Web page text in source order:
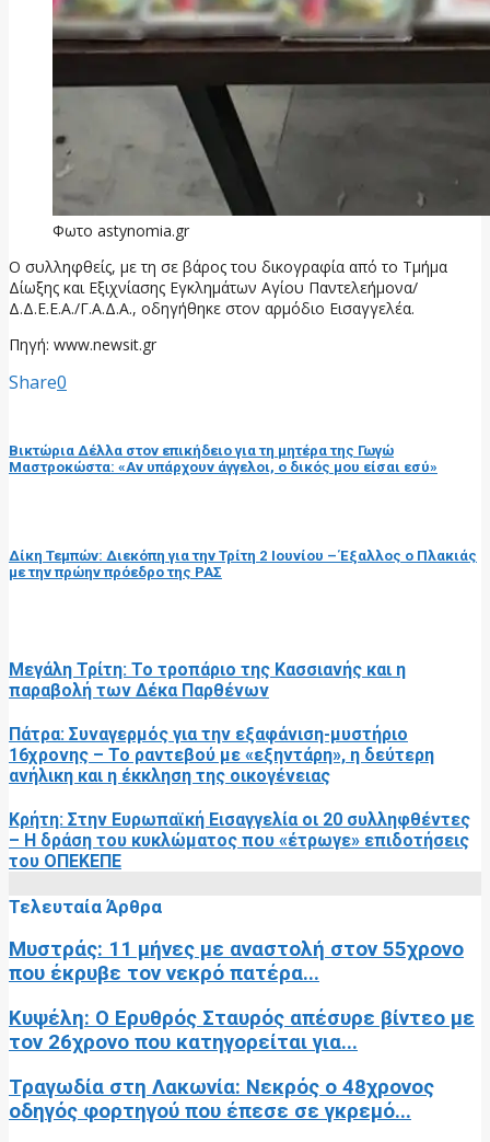
Φωτο astynomia.gr
Ο συλληφθείς, με τη σε βάρος του δικογραφία από το Τμήμα
Δίωξης και Εξιχνίασης Εγκλημάτων Αγίου Παντελεήμονα/
Δ.Δ.Ε.Ε.Α./Γ.Α.Δ.Α., οδηγήθηκε στον αρμόδιο Εισαγγελέα.
Πηγή: www.newsit.gr
Share0
Βικτώρια Δέλλα στον επικήδειο για τη μητέρα της Γωγώ
Μαστροκώστα: «Αν υπάρχουν άγγελοι, ο δικός μου είσαι εσύ»
Δίκη Τεμπών: Διεκόπη για την Τρίτη 2 Ιουνίου – Έξαλλος ο Πλακιάς
με την πρώην πρόεδρο της ΡΑΣ
Μεγάλη Τρίτη: Το τροπάριο της Κασσιανής και η
παραβολή των Δέκα Παρθένων
Πάτρα: Συναγερμός για την εξαφάνιση-μυστήριο
16χρονης – Το ραντεβού με «εξηντάρη», η δεύτερη
ανήλικη και η έκκληση της οικογένειας
Κρήτη: Στην Ευρωπαϊκή Εισαγγελία οι 20 συλληφθέντες
– Η δράση του κυκλώματος που «έτρωγε» επιδοτήσεις
του ΟΠΕΚΕΠΕ
Τελευταία Άρθρα
Μυστράς: 11 μήνες με αναστολή στον 55χρονο
που έκρυβε τον νεκρό πατέρα...
Κυψέλη: Ο Ερυθρός Σταυρός απέσυρε βίντεο με
τον 26χρονο που κατηγορείται για...
Τραγωδία στη Λακωνία: Νεκρός ο 48χρονος
οδηγός φορτηγού που έπεσε σε γκρεμό...